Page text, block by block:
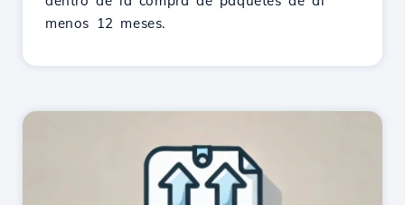
menos 12 meses.